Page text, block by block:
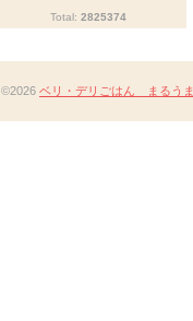
Total: 2825374
©2026 ベリ・デリごはん まるうま